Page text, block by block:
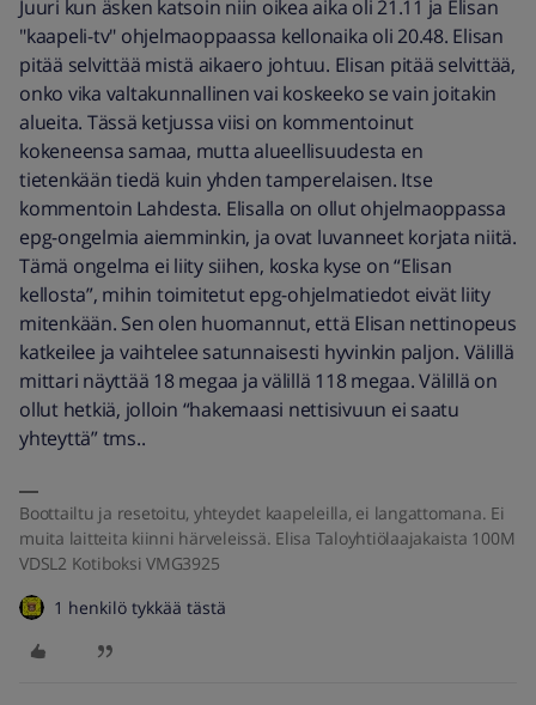
Juuri kun äsken katsoin niin oikea aika oli 21.11 ja Elisan
"kaapeli-tv" ohjelmaoppaassa kellonaika oli 20.48. Elisan
pitää selvittää mistä aikaero johtuu. Elisan pitää selvittää,
onko vika valtakunnallinen vai koskeeko se vain joitakin
alueita. Tässä ketjussa viisi on kommentoinut
kokeneensa samaa, mutta alueellisuudesta en
tietenkään tiedä kuin yhden tamperelaisen. Itse
kommentoin Lahdesta. Elisalla on ollut ohjelmaoppassa
epg-ongelmia aiemminkin, ja ovat luvanneet korjata niitä.
Tämä ongelma ei liity siihen, koska kyse on “Elisan
kellosta”, mihin toimitetut epg-ohjelmatiedot eivät liity
mitenkään. Sen olen huomannut, että Elisan nettinopeus
katkeilee ja vaihtelee satunnaisesti hyvinkin paljon. Välillä
mittari näyttää 18 megaa ja välillä 118 megaa. Välillä on
ollut hetkiä, jolloin “hakemaasi nettisivuun ei saatu
yhteyttä” tms..
Boottailtu ja resetoitu, yhteydet kaapeleilla, ei langattomana. Ei
muita laitteita kiinni härveleissä. Elisa Taloyhtiölaajakaista 100M
VDSL2 Kotiboksi VMG3925
1 henkilö tykkää tästä